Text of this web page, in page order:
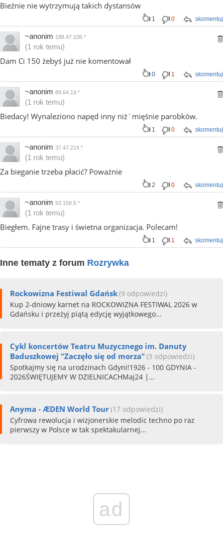
Bieżnie nie wytrzymują takich dystansów
skomentuj
1 0
~anonim 188.47.106.*
(1 rok temu)
Dam Ci 150 żebyś już nie komentował
skomentuj
0 1
~anonim 89.64.19.*
(1 rok temu)
Biedacy! Wynaleziono napęd inny niż`mięśnie parobków.
skomentuj
1 0
~anonim 37.47.214.*
(1 rok temu)
Za bieganie trzeba płacić? Poważnie
skomentuj
2 0
~anonim 93.159.5.*
(1 rok temu)
Biegłem. Fajne trasy i świetna organizacja. Polecam!
skomentuj
1 1
Inne tematy z forum Rozrywka
Rockowizna Festiwal Gdańsk(9 odpowiedzi)
Kup 2-dniowy karnet na ROCKOWIZNA FESTIWAL 2026 w
Gdańsku i przeżyj piątą edycję wyjątkowego...
Cykl koncertów Teatru Muzycznego im. Danuty
Baduszkowej "Zaczęło się od morza" (3 odpowiedzi)
Spotkajmy się na urodzinach Gdyni!1926 - 100 GDYNIA -
2026ŚWIĘTUJEMY W DZIELNICACHMaj24 |...
Anyma - ÆDEN World Tour(17 odpowiedzi)
Cyfrowa rewolucja i wizjonerskie melodic techno po raz
pierwszy w Polsce w tak spektakularnej...
ad